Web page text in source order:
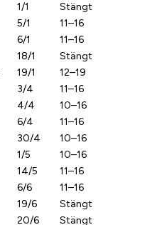
1/1
Stängt
5/1
11–16
6/1
11–16
18/1
Stängt
19/1
12–19
3/4
11–16
4/4
10–16
6/4
11–16
30/4
10–16
1/5
10–16
14/5
11–16
6/6
11–16
19/6
Stängt
20/6
Stängt